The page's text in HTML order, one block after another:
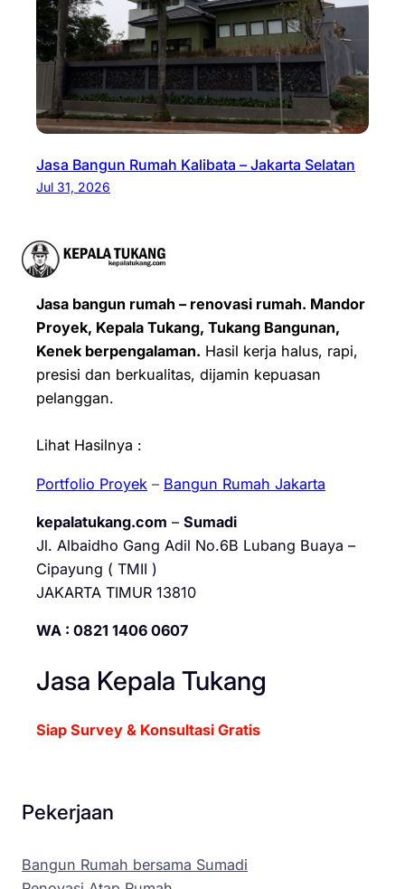
Jasa Bangun Rumah Kalibata – Jakarta Selatan
Jul 31, 2026
Jasa bangun rumah – renovasi rumah. Mandor
Proyek, Kepala Tukang, Tukang Bangunan,
Kenek berpengalaman. Hasil kerja halus, rapi,
presisi dan berkualitas, dijamin kepuasan
pelanggan.
Lihat Hasilnya :
Portfolio Proyek – Bangun Rumah Jakarta
kepalatukang.com – Sumadi
Jl. Albaidho Gang Adil No.6B Lubang Buaya –
Cipayung ( TMII )
JAKARTA TIMUR 13810
WA : 0821 1406 0607
Jasa Kepala Tukang
Siap Survey & Konsultasi Gratis
Pekerjaan
Bangun Rumah bersama Sumadi